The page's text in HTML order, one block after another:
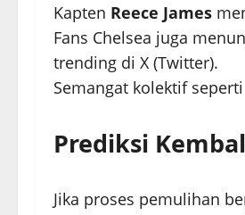
Kapten Reece James
Fans Chelsea juga
trending di X (Twitter).
Semangat kolektif
Prediksi
Jika proses pemulihan